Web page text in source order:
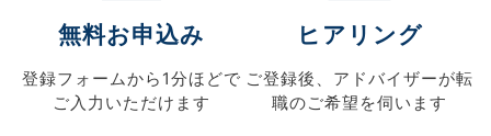
無料お申込み
登録フォームから 1分ほどで
ご入力 いただけます
ヒアリング
ご登録後、 アドバイザーが転
職のご希望を伺います